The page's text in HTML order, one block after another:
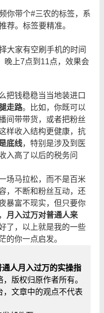
你带个#三农的标签，系
荐。标签要精准。
大家有空刷手机的时间
晚上7点到11点，效果会
把钱稳稳当当地装进口
走路。比如，你既可以
间带带货，或者把粉丝
样收入结构更健康，抗
底线，特别是涉及到医
入高了以后的税务问
场马拉松，而不是百米
，不断和粉丝互动，还
暴富不现实，但只要你
月入过万对普通人来
了，以上就是我的一些
的你一点启发。
通人月入过万的实操指
版权归原作者所有。
，文章中的观点不代表